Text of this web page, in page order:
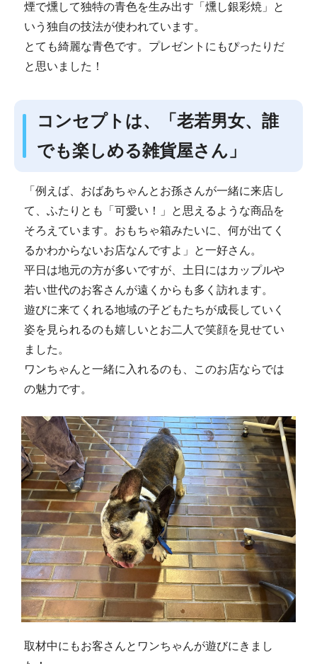
煙で燻して独特の青色を生み出す「燻し銀彩焼」と
いう独自の技法が使われています。
とても綺麗な青色です。プレゼントにもぴったりだ
と思いました！
コンセプトは、「老若男女、誰
でも楽しめる雑貨屋さん」
「例えば、おばあちゃんとお孫さんが一緒に来店し
て、ふたりとも「可愛い！」と思えるような商品を
そろえています。おもちゃ箱みたいに、何が出てく
るかわからないお店なんですよ」と一好さん。
平日は地元の方が多いですが、土日にはカップルや
若い世代のお客さんが遠くからも多く訪れます。
遊びに来てくれる地域の子どもたちが成長していく
姿を見られるのも嬉しいとお二人で笑顔を見せてい
ました。
ワンちゃんと一緒に入れるのも、このお店ならでは
の魅力です。
取材中にもお客さんとワンちゃんが遊びにきまし